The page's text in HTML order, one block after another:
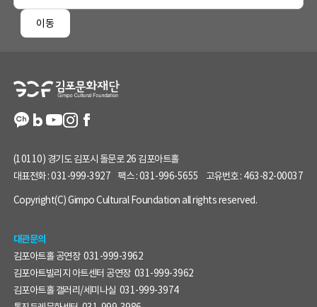
이동
(10110) 경기도 김포시 돌문로 26 김포아트홀
대표전화 :031-999-3927 팩스 :031-996-5655 고유번호 : 463-82-00037
Copyright(C) Gimpo Cultural Foundation all rights reserved.
대관문의
김포아트홀 공연장 031-999-3962
김포아트빌리지 아트센터 공연장 031-999-3962
김포아트홀 갤러리/세미나실 031-999-3974